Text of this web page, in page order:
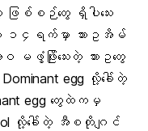
ြစ်စဉ်တွေ ရှိပါသေး
၄ရက်မှာ သားဥအိမ်
မဖွံ့ဖြိုးသေးတဲ့ သားဥတွေ
egg လို့ခေါ်တဲ့
egg တွေထဲကမှ
လို့ခေါ်တဲ့အီစတိုဂျင်